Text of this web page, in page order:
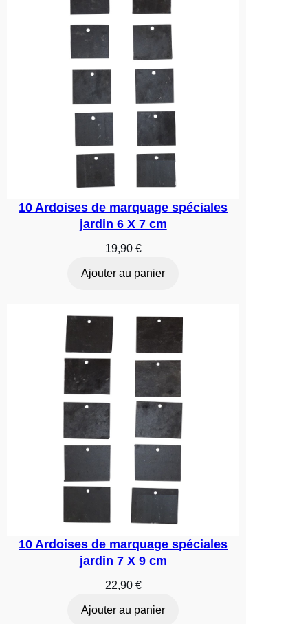
10 Ardoises de marquage spéciales
jardin 6 X 7 cm
19,90 €
Ajouter au panier
10 Ardoises de marquage spéciales
jardin 7 X 9 cm
22,90 €
Ajouter au panier